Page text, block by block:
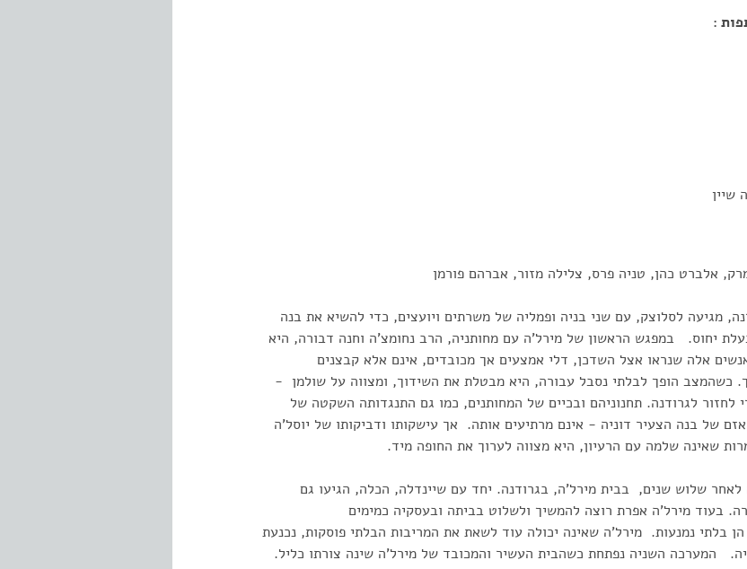
שיין
אלברט כהן, טניה פרס, צלילה מזור, אברהם פורמן
מגיעה לסלוצק, עם שני בניה ופמליה של משרתים ויועצים, כדי להשיא את בנה
יחוס. במפגש הראשון של מירל'ה עם מחותניה, הרב נחומצ'ה וחנה דבורה, היא
אלה שנראו אצל השדכן, דלי אמצעים אך מכובדים, אינם אלא קבצנים
כשהמצב הופך לבלתי נסבל עבורה, היא מבטלת את השידוך, ומצווה על שולמן -
לחזור לגרודנה. תחנוניהם ובכיים של המחותנים, כמו גם התנגדותה השקטה של
של בנה הצעיר דוניה - אינם מרתיעים אותה. אך עישקותו ודביקותו של יוסל'ה
שאינה שלמה עם הרעיון, היא מצווה לערוך את החופה מיד.
לאחר שלוש שנים, בבית מירל'ה, בגרודנה. יחד עם שיינדלה, הכלה, הגיעו גם
בעוד מירל'ה אפרת רוצה להמשיך ולשלוט בביתה ובעסקיה כמימים
בלתי נמנעות. מירל'ה שאינה יכולה עוד לשאת את המריבות הבלתי פוסקות, נכנעת
המערכה השניה נפתחת כשהבית העשיר והמכובד של מירל'ה שינה צורתו כליל.